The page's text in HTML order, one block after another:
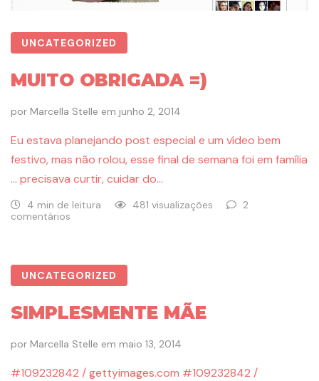
UNCATEGORIZED
MUITO OBRIGADA =)
por Marcella Stelle em junho 2, 2014
Eu estava planejando post especial e um vídeo bem
festivo, mas não rolou, esse final de semana foi em família
… precisava curtir, cuidar do…
4 min de leitura 481 visualizações
2
comentários
UNCATEGORIZED
SIMPLESMENTE MÃE
por Marcella Stelle em maio 13, 2014
#109232842 / gettyimages.com #109232842 /